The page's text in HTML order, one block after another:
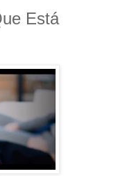
Está